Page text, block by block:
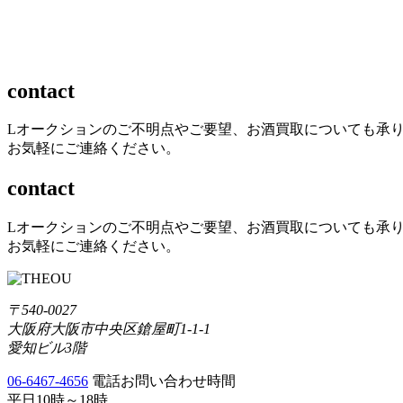
contact
Lオークションのご不明点やご要望、お酒買取についても承り
お気軽にご連絡ください。
contact
Lオークションのご不明点やご要望、お酒買取についても承り
お気軽にご連絡ください。
〒540-0027
大阪府大阪市中央区鎗屋町1-1-1
愛知ビル3階
06-6467-4656 電話お問い合わせ時間